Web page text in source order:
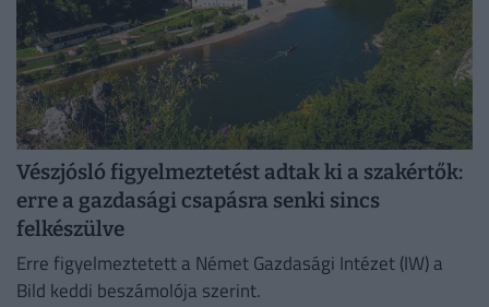
Vészjósló figyelmeztetést adtak ki a szakértők:
erre a gazdasági csapásra senki sincs
felkészülve
Erre figyelmeztetett a Német Gazdasági Intézet (IW) a
Bild keddi beszámolója szerint.